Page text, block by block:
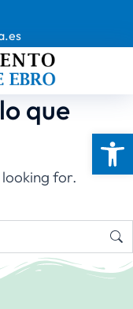
Abrir
que
looking for.